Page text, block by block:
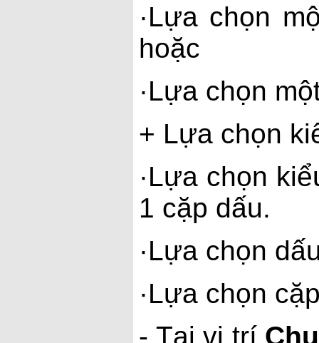
·Lựa chọn
hoặc
·Lựa chọn
+ Lựa chọn
·Lựa chọn
1 cặp dấu.
·Lựa chọn
·Lựa chọn
- Tại vị trí